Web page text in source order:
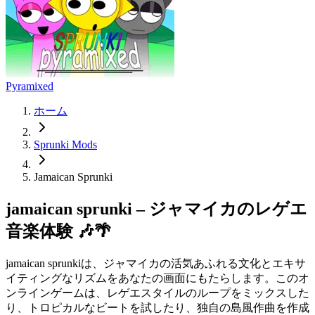
Pyramixed
ホーム
Sprunki Mods
Jamaican Sprunki
jamaican sprunki – ジャマイカのレゲエ
音楽体験 🎶🌴
jamaican sprunkiは、ジャマイカの活気あふれる文化とエキサ
イティングなリズムをあなたの画面にもたらします。このオ
ンラインゲームは、レゲエスタイルのループをミックスした
り、トロピカルなビートを試したり、独自の島風作曲を作成